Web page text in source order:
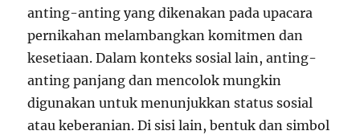
anting-anting yang dikenakan pada upacara
pernikahan melambangkan komitmen dan
kesetiaan. Dalam konteks sosial lain, anting-
anting panjang dan mencolok mungkin
digunakan untuk menunjukkan status sosial
atau keberanian. Di sisi lain, bentuk dan simbol